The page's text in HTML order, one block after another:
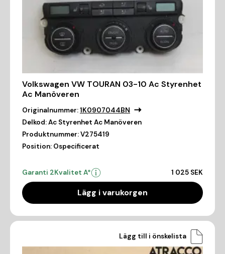
Volkswagen VW TOURAN 03-10 Ac Styrenhet
Ac Manöveren
Originalnummer:1K0907044BN
Delkod:Ac Styrenhet Ac Manöveren
Produktnummer:V275419
Position: Ospecificerat
Garanti 2Kvalitet A* 1 025 SEK
Lägg i varukorgen
Lägg till i önskelista